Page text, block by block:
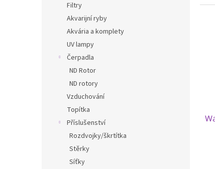
Filtry
Akvarijní ryby
Akvária a komplety
UV lampy
Čerpadla
ND Rotor
ND rotory
Vzduchování
Topítka
Příslušenství
Rozdvojky/škrtítka
Stěrky
Síťky